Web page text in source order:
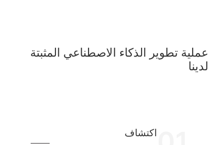
عملية تطوير الذكاء الاصطناعي المثبتة
لدينا
اكتشاف